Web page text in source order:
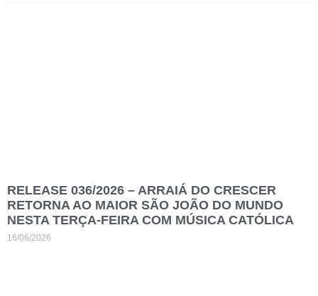
RELEASE 036/2026 – ARRAIÁ DO CRESCER
RETORNA AO MAIOR SÃO JOÃO DO MUNDO
NESTA TERÇA-FEIRA COM MÚSICA CATÓLICA
16/06/2026